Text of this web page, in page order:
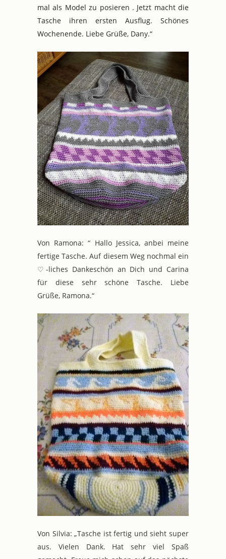
mal als Model zu posieren . Jetzt macht die
Tasche ihren ersten Ausflug. Schönes
Wochenende. Liebe Grüße, Dany.“
Von Ramona: “ Hallo Jessica, anbei meine
fertige Tasche. Auf diesem Weg nochmal ein
♡-liches Dankeschön an Dich und Carina
für diese sehr schöne Tasche. Liebe
Grüße, Ramona.“
Von Silvia: „Tasche ist fertig und sieht super
aus. Vielen Dank. Hat sehr viel Spaß